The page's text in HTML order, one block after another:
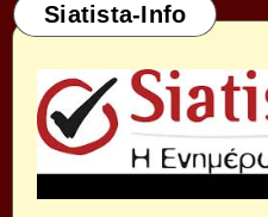
Siatista-Info